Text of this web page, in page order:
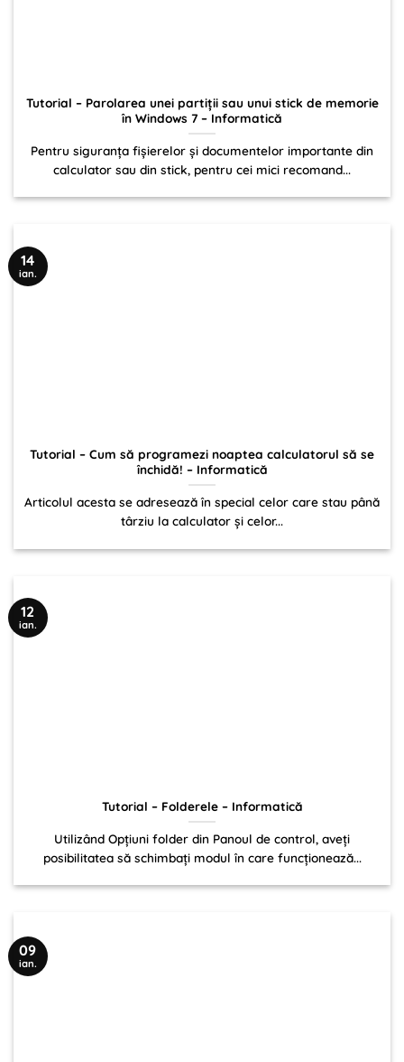
Tutorial – Parolarea unei partiţii sau unui stick de memorie
în Windows 7 – Informatică
Pentru siguranța fișierelor și documentelor importante din
calculator sau din stick, pentru cei mici recomand...
Tutorial – Cum să programezi noaptea calculatorul să se
închidă! – Informatică
Articolul acesta se adresează în special celor care stau până
târziu la calculator și celor...
14
ian.
Tutorial – Folderele – Informatică
Utilizând Opțiuni folder din Panoul de control, aveți
posibilitatea să schimbați modul în care funcționează...
12
ian.
09
ian.